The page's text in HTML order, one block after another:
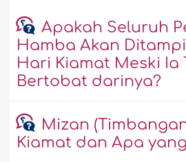
Apakah Seluruh
Hamba Akan
Hari Kiamat Meski Ia
Bertobat darinya?
Mizan
Kiamat dan Apa